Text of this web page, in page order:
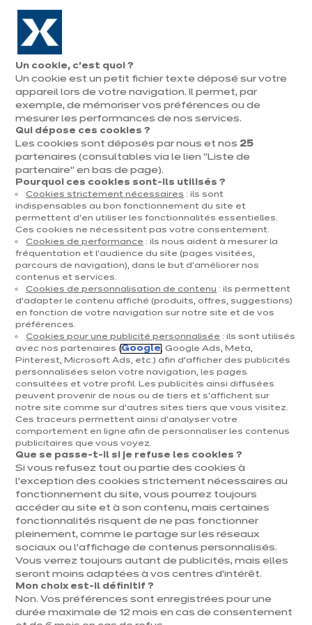
Aller à la navigation
Aller au contenu principal
Ouvrir
le
menu
magasins
Prendre
rendez-vous
Vous
êtes
ici
Accueil Cuisines Par catégorie Cuisines d'exposition Velvet Blauw
Contact
Télécharger le catalogue
Prendre rendez-vous
Cuisines & aménagement
Cuisines équipées
Inspirations & conseils
Aménagement intérieur
Votre projet
À propos d'ixina
Recrutement
Newsletter
Découvrez toutes nos nouveautés
Un cookie, c’est quoi ?
Un cookie est un petit fichier texte déposé sur votre
appareil lors de votre navigation. Il permet, par
exemple, de mémoriser vos préférences ou de
mesurer les performances de nos services.
Qui dépose ces cookies ?
Les cookies sont déposés par nous et nos 25
partenaires (consultables via le lien "Liste de
partenaire" en bas de page).
Pourquoi ces cookies sont-ils utilisés ?
Cookies strictement nécessaires : ils sont
indispensables au bon fonctionnement du site et
permettent d’en utiliser les fonctionnalités essentielles.
Ces cookies ne nécessitent pas votre consentement.
Cookies de performance : ils nous aident à mesurer la
fréquentation et l’audience du site (pages visitées,
parcours de navigation), dans le but d’améliorer nos
contenus et services.
Cookies de personnalisation de contenu : ils permettent
d’adapter le contenu affiché (produits, offres, suggestions)
en fonction de votre navigation sur notre site et de vos
préférences.
Cookies pour une publicité personnalisée : ils sont utilisés
avec nos partenaires (Google, Google Ads, Meta,
Pinterest, Microsoft Ads, etc.) afin d’afficher des publicités
personnalisées selon votre navigation, les pages
consultées et votre profil. Les publicités ainsi diffusées
peuvent provenir de nous ou de tiers et s'affichent sur
notre site comme sur d’autres sites tiers que vous visitez.
Ces traceurs permettent ainsi d'analyser votre
comportement en ligne afin de personnaliser les contenus
publicitaires que vous voyez.
Que se passe-t-il si je refuse les cookies ?
Si vous refusez tout ou partie des cookies à
l’exception des cookies strictement nécessaires au
fonctionnement du site, vous pourrez toujours
accéder au site et à son contenu, mais certaines
fonctionnalités risquent de ne pas fonctionner
pleinement, comme le partage sur les réseaux
sociaux ou l’affichage de contenus personnalisés.
Vous verrez toujours autant de publicités, mais elles
seront moins adaptées à vos centres d’intérêt.
Mon choix est-il définitif ?
Non. Vos préférences sont enregistrées pour une
durée maximale de 12 mois en cas de consentement